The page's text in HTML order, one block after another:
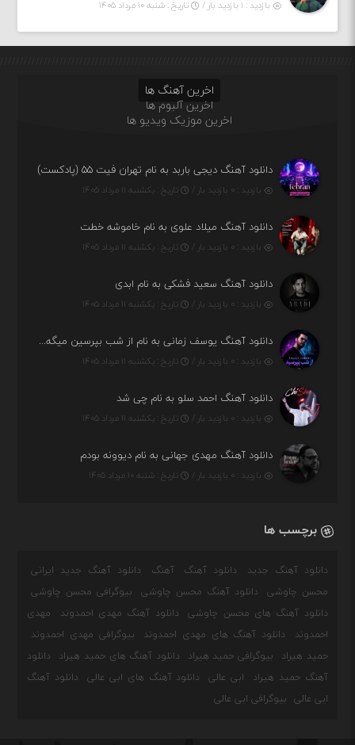
بازدید : ۱ بازدید بار / تاریخ : شنبه ۱۰ مرداد ۱۴۰۵
اخرین آهنگ ها
اخرین آلبوم ها
اخرین موزیک ویدیو ها
دانلود آهنگ دیجی باربد به نام تهران فیت ۵۵ (پادکست)
بازدید : ۰ بازدید بار / تاریخ : یکشنبه ۱۱ مرداد ۱۴۰۵
دانلود آهنگ میلاد علوی به نام خاموشه خطت
بازدید : ۰ بازدید بار / تاریخ : یکشنبه ۱۱ مرداد ۱۴۰۵
دانلود آهنگ سعید فشکی به نام ابدی
بازدید : ۰ بازدید بار / تاریخ : یکشنبه ۱۱ مرداد ۱۴۰۵
دانلود آهنگ یوسف زمانی به نام از شب بپرسین میگه چه روزگاری دارم
بازدید : ۰ بازدید بار / تاریخ : یکشنبه ۱۱ مرداد ۱۴۰۵
دانلود آهنگ احمد سلو به نام چی شد
بازدید : ۰ بازدید بار / تاریخ : یکشنبه ۱۱ مرداد ۱۴۰۵
دانلود آهنگ مهدی جهانی به نام دیوونه بودم
بازدید : ۰ بازدید بار / تاریخ : شنبه ۱۰ مرداد ۱۴۰۵
برچسب ها
دانلود آهنگ جدید دانلود آهنگ آهنگ
دانلود آهنگ جدید ایرانی
محسن چاوشی
دانلود آهنگ محسن چاوشی
بیوگرافی محسن چاوشی
دانلود آهنگ های محسن چاوشی
دانلود آهنگ مهدی احمدوند
مهدی
احمدوند
دانلود آهنگ های مهدی احمدوند
بیوگرافی مهدی احمدوند
حمید هیراد
بیوگرافی حمید هیراد دانلود آهنگ های حمید هیراد
دانلود
آهنگ حمید هیراد
ابی عالی دانلود آهنگ های ابی عالی
دانلود آهنگ
ابی عالی
بیوگرافی ابی عالی